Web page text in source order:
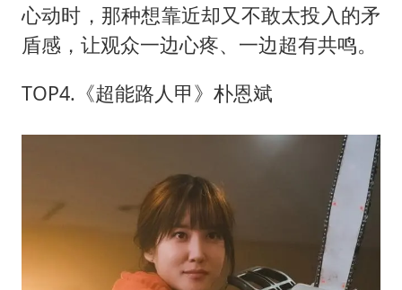
心动时，那种想靠近却又不敢太投入的矛
盾感，让观众一边心疼、一边超有共鸣。
TOP4.《超能路人甲》朴恩斌